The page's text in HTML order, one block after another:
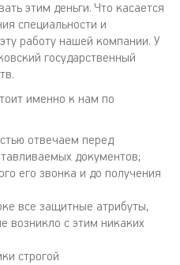
этим деньги. Что касается
специальности и
работу нашей компании. У
государственный
именно к нам по
отвечаем перед
документов;
его звонка и до получения
все защитные атрибуты,
возникло с этим никаких
строгой